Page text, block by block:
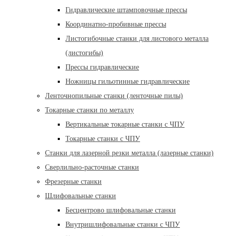
Гидравлические штамповочные прессы
Координатно-пробивные прессы
Листогибочные станки для листового металла
(листогибы)
Прессы гидравлические
Ножницы гильотинные гидравлические
Ленточнопильные станки (ленточные пилы)
Токарные станки по металлу
Вертикальные токарные станки с ЧПУ
Токарные станки с ЧПУ
Станки для лазерной резки металла (лазерные станки)
Сверлильно-расточные станки
Фрезерные станки
Шлифовальные станки
Бесцентрово шлифовальные станки
Внутришлифовальные станки с ЧПУ